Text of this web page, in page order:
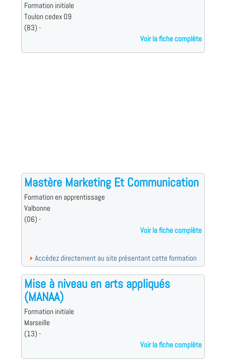
Formation initiale
Toulon cedex 09
(83) -
Voir la fiche complète
Mastère Marketing Et Communication
Formation en apprentissage
Valbonne
(06) -
Voir la fiche complète
Accédez directement au site présentant cette formation
Mise à niveau en arts appliqués
(MANAA)
Formation initiale
Marseille
(13) -
Voir la fiche complète